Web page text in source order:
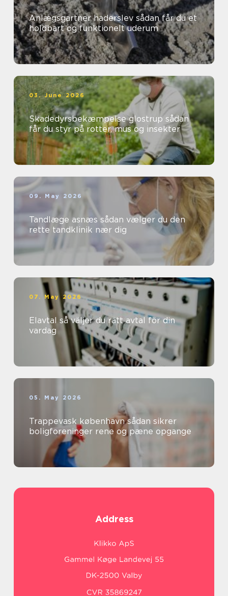
Anlægsgartner haderslev sådan får du et
holdbart og funktionelt uderum
03. June 2026
Skadedyrsbekæmpelse glostrup sådan
får du styr på rotter, mus og insekter
09. May 2026
Tandlæge asnæs sådan vælger du den
rette tandklinik nær dig
07. May 2026
Elavtal så väljer du rätt avtal för din
vardag
05. May 2026
Trappevask københavn sådan sikrer
boligforeninger rene og pæne opgange
Address